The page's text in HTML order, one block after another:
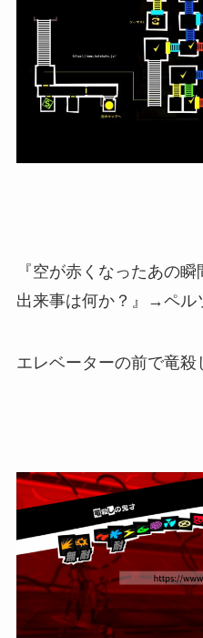
『空が赤くなったあの
出来事は何か？』→ペル
エレベーターの前で竜殺